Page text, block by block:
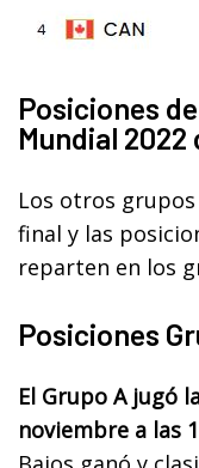
Posiciones
Mundial 2022
Los otros
final y las
reparten en los
Posiciones
El Grupo A jugó
noviembre a las